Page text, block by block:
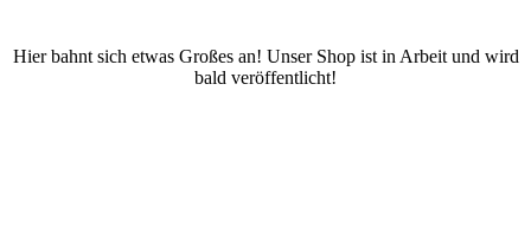
Hier bahnt sich etwas Großes an! Unser Shop ist in Arbeit und wird
bald veröffentlicht!